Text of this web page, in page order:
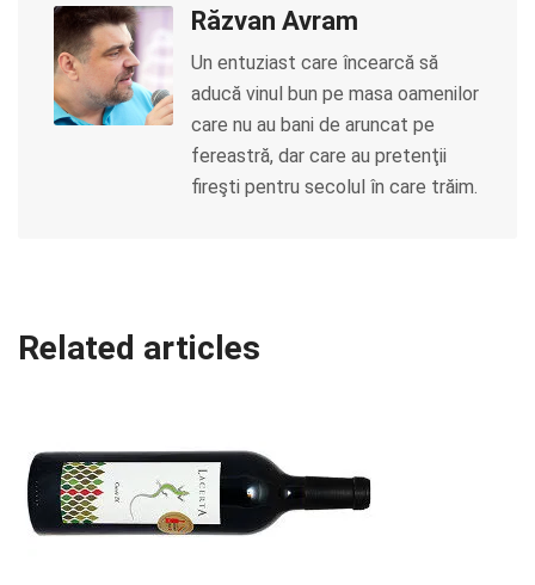
Răzvan Avram
Un entuziast care încearcă să
aducă vinul bun pe masa oamenilor
care nu au bani de aruncat pe
fereastră, dar care au pretenţii
fireşti pentru secolul în care trăim.
Related articles